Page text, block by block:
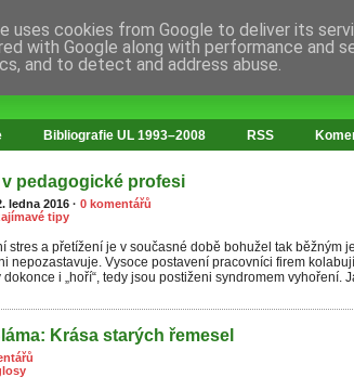
Bibliografie UL 1993–2008 RSS
pedagogické profesi
ledna 2016 · 0 komentářů
tipy
stres a přetížení je v současné době bohužel tak běžným
nepozastavuje. Vysoce postavení pracovníci firem
dokonce i „hoří“, tedy jsou postiženi syndromem vyhoření.
Krása starých řemesel
uses cookies from Google to deliver its
with Google along with performance and
and to detect and address abuse.